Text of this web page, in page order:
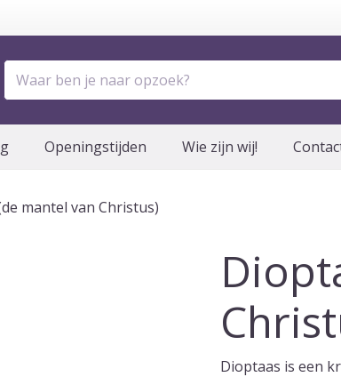
Openingstijden Wie zijn wij!
mantel van Christus)
Dioptaas is een